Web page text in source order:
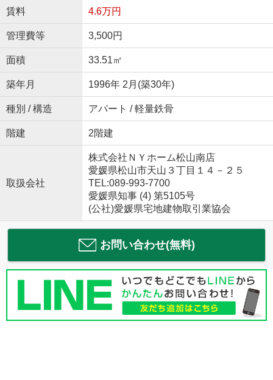
賃料 4.6万円
管理費等 3,500円
面積 33.51㎡
築年月 1996年 2月(築30年)
種別 / 構造 アパート / 軽量鉄骨
階建 2階建
取扱会社
株式会社ＮＹホーム松山南店
愛媛県松山市天山３丁目１４－２５
TEL:089-993-7700
愛媛県知事 (4) 第5105号
(公社)愛媛県宅地建物取引業協会
お問い合わせ(無料)